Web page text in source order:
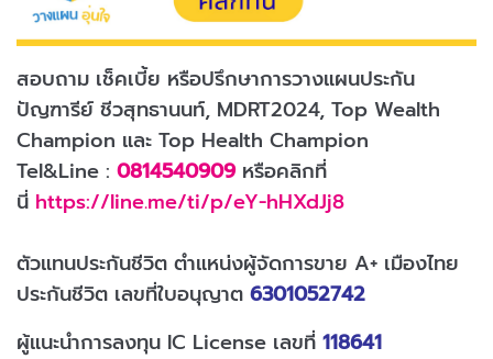
สอบถาม เช็คเบี้ย หรือปรึกษาการวางแผนประกัน
ปัญฑารีย์ ชีวสุทธานนท์, MDRT2024, Top Wealth
Champion และ Top Health Champion
Tel&Line : 0814540909 หรือคลิกที่
นี่ https://line.me/ti/p/eY-hHXdJj8
ตัวแทนประกันชีวิต ตำแหน่งผู้จัดการขาย A+ เมืองไทย
ประกันชีวิต เลขที่ใบอนุญาต 6301052742
ผู้แนะนำการลงทุน IC License เลขที่ 118641